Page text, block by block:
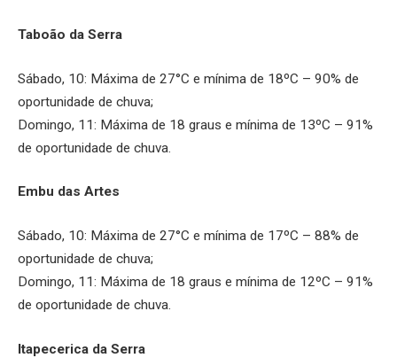
Taboão da Serra
Sábado, 10: Máxima de 27°C e mínima de 18ºC – 90% de
oportunidade de chuva;
Domingo, 11: Máxima de 18 graus e mínima de 13ºC – 91%
de oportunidade de chuva.
Embu das Artes
Sábado, 10: Máxima de 27°C e mínima de 17ºC – 88% de
oportunidade de chuva;
Domingo, 11: Máxima de 18 graus e mínima de 12ºC – 91%
de oportunidade de chuva.
Itapecerica da Serra